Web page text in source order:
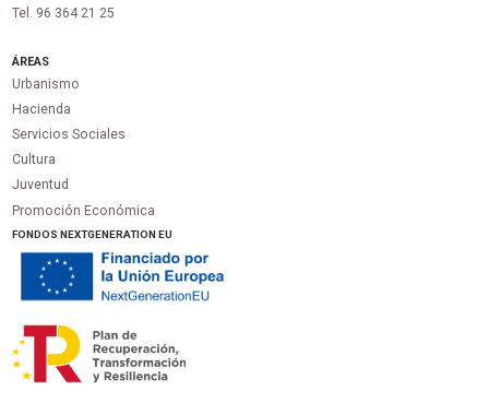
Tel. 96 364 21 25
ÁREAS
Urbanismo
Hacienda
Servicios Sociales
Cultura
Juventud
Promoción Económica
FONDOS NEXTGENERATION EU